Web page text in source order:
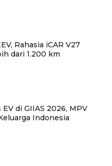
Rahasia iCAR V27
dari 1.200 km
di GIIAS 2026, MPV
Indonesia